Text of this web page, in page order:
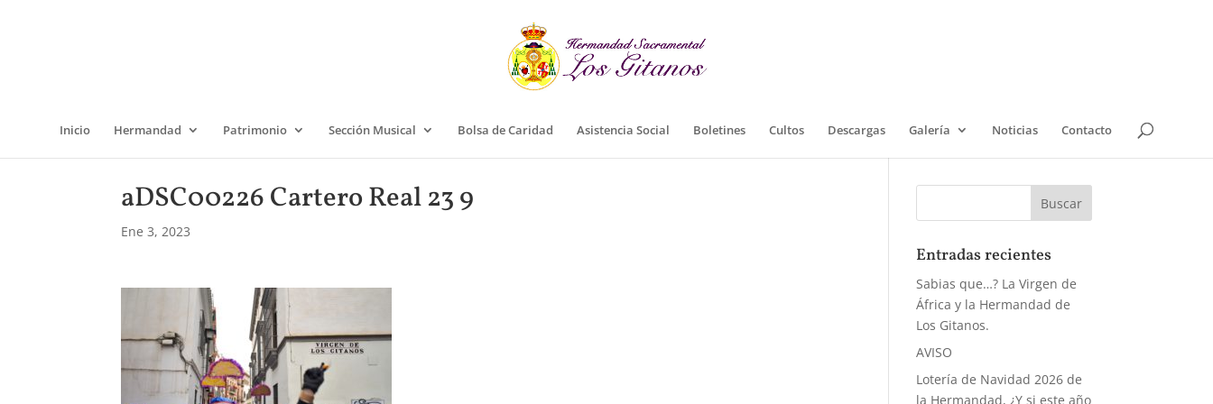
Inicio Hermandad Patrimonio Sección Musical Bolsa de Caridad Asistencia Social Boletines Cultos Descargas Galería Noticias Contacto
aDSC00226 Cartero Real 23 9
Ene 3, 2023
Entradas recientes
Sabias que…? La Virgen de
África y la Hermandad de
Los Gitanos.
AVISO
Lotería de Navidad 2026 de
la Hermandad, ¿Y si este año